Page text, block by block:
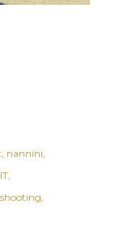
nannini